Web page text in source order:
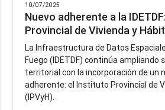
10/07/2025
Nuevo adherente a la
Provincial de Vivienda y
La Infraestructura de Datos
Fuego (IDETDF) continúa ampliando
territorial con la incorporación de un
adherente: el Instituto Provincial de
(IPVyH).